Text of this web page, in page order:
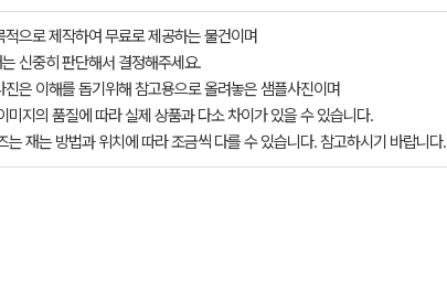
으로 제작하여 무료로 제공하는 물건이며
신중히 판단해서 결정해주세요.
은 이해를 돕기위해 참고용으로 올려놓은 샘플사진이며
미지의 품질에 따라 실제 상품과 다소 차이가 있을 수 있습니다.
는 재는 방법과 위치에 따라 조금씩 다를 수 있습니다. 참고하시기 바랍니다.